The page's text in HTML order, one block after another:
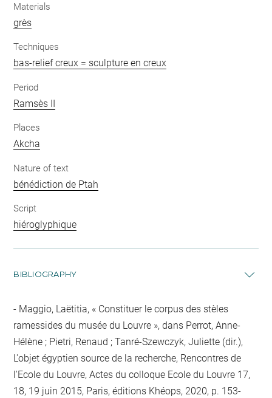
Materials
grès
Techniques
bas-relief creux = sculpture en creux
Period
Ramsès II
Places
Akcha
Nature of text
bénédiction de Ptah
Script
hiéroglyphique
BIBLIOGRAPHY
Maggio, Laëtitia, « Constituer le corpus des stèles
ramessides du musée du Louvre », dans Perrot, Anne-
Hélène ; Pietri, Renaud ; Tanré-Szewczyk, Juliette (dir.),
L'objet égyptien source de la recherche, Rencontres de
l'Ecole du Louvre, Actes du colloque Ecole du Louvre 17,
18, 19 juin 2015, Paris, éditions Khéops, 2020, p. 153-